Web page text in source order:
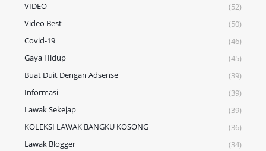
VIDEO
(52)
Video Best
(50)
Covid-19
(46)
Gaya Hidup
(45)
Buat Duit Dengan Adsense
(39)
Informasi
(39)
Lawak Sekejap
(39)
KOLEKSI LAWAK BANGKU KOSONG
(36)
Lawak Blogger
(34)